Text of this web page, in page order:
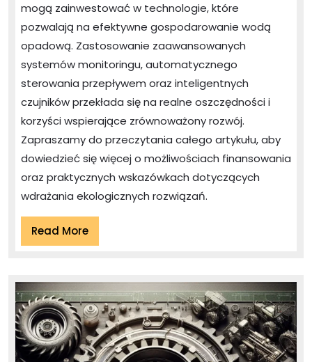
mogą zainwestować w technologie, które
pozwalają na efektywne gospodarowanie wodą
opadową. Zastosowanie zaawansowanych
systemów monitoringu, automatycznego
sterowania przepływem oraz inteligentnych
czujników przekłada się na realne oszczędności i
korzyści wspierające zrównoważony rozwój.
Zapraszamy do przeczytania całego artykułu, aby
dowiedzieć się więcej o możliwościach finansowania
oraz praktycznych wskazówkach dotyczących
wdrażania ekologicznych rozwiązań.
Read MoreRead
More